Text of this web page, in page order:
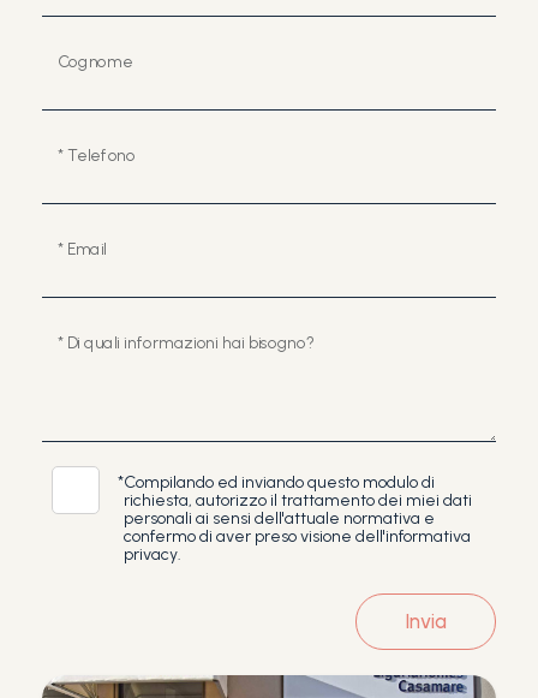
Cognome
* Telefono
* Email
* Di quali informazioni hai bisogno?
*Compilando ed inviando questo modulo di
richiesta, autorizzo il trattamento dei miei dati
personali ai sensi dell'attuale normativa e
confermo di aver preso visione dell'informativa
privacy.
Invia